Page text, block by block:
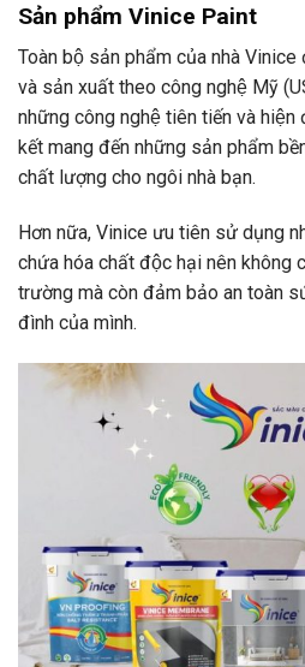
Sản phẩm Vinice Paint
Toàn bộ sản phẩm của nhà
và sản xuất theo công nghệ Mỹ
những công nghệ tiên tiến và hiện
kết mang đến những sản phẩm
chất lượng cho ngôi nhà bạn.
Hơn nữa, Vinice ưu tiên sử dụng
chứa hóa chất độc hại nên không
trường mà còn đảm bảo an toàn
đình của mình.